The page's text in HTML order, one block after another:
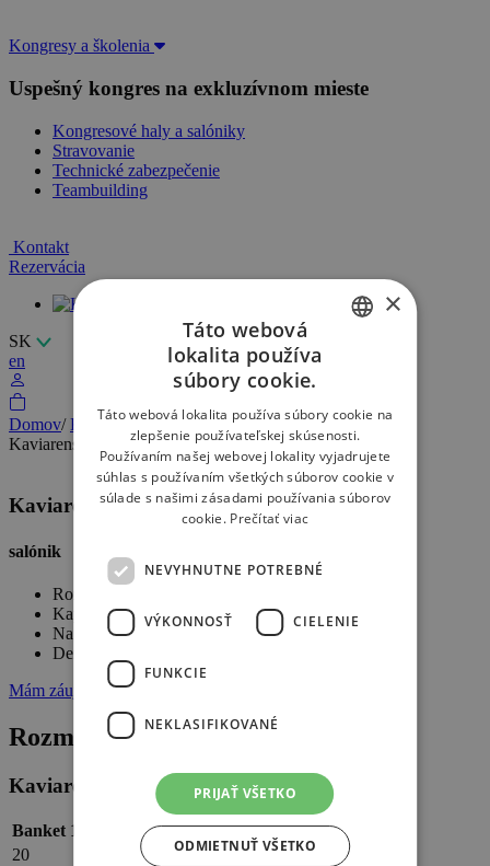
Kongresy a školenia
Uspešný kongres na exkluzívnom mieste
Kongresové haly a salóniky
Stravovanie
Technické zabezpečenie
Teambuilding
Kontakt
Rezervácia
SK
en
Domov/ Kongresy/ Kaviarenský salónik
Kaviarenský salónik
Kaviarenský
salónik
Rozloha 5x6 m
Kapacita do 30 osôb (závisí od typu sedenia)
Na výber zo 6 typov usporiadania sedenia
Denné svetlo, tienenie
Mám záujem o cenovú ponuku
Rozmery a usporiadanie
Kaviarenský salónik
Banket 1
Banket 2
20
×
Táto webová
lokalita používa
súbory cookie.
Táto webová lokalita používa súbory cookie na
zlepšenie používateľskej skúsenosti.
Používaním našej webovej lokality vyjadrujete
súhlas s používaním všetkých súborov cookie v
súlade s našimi zásadami používania súborov
cookie. Prečítať viac
NEVYHNUTNE POTREBNÉ
VÝKONNOSŤ CIELENIE
FUNKCIE
NEKLASIFIKOVANÉ
PRIJAŤ VŠETKO
ODMIETNUŤ VŠETKO